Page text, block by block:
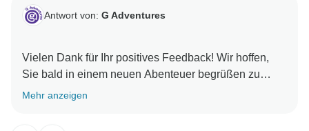
Antwort von: G Adventures
Vielen Dank für Ihr positives Feedback! Wir hoffen,
Sie bald in einem neuen Abenteuer begrüßen zu
Mehr anzeigen